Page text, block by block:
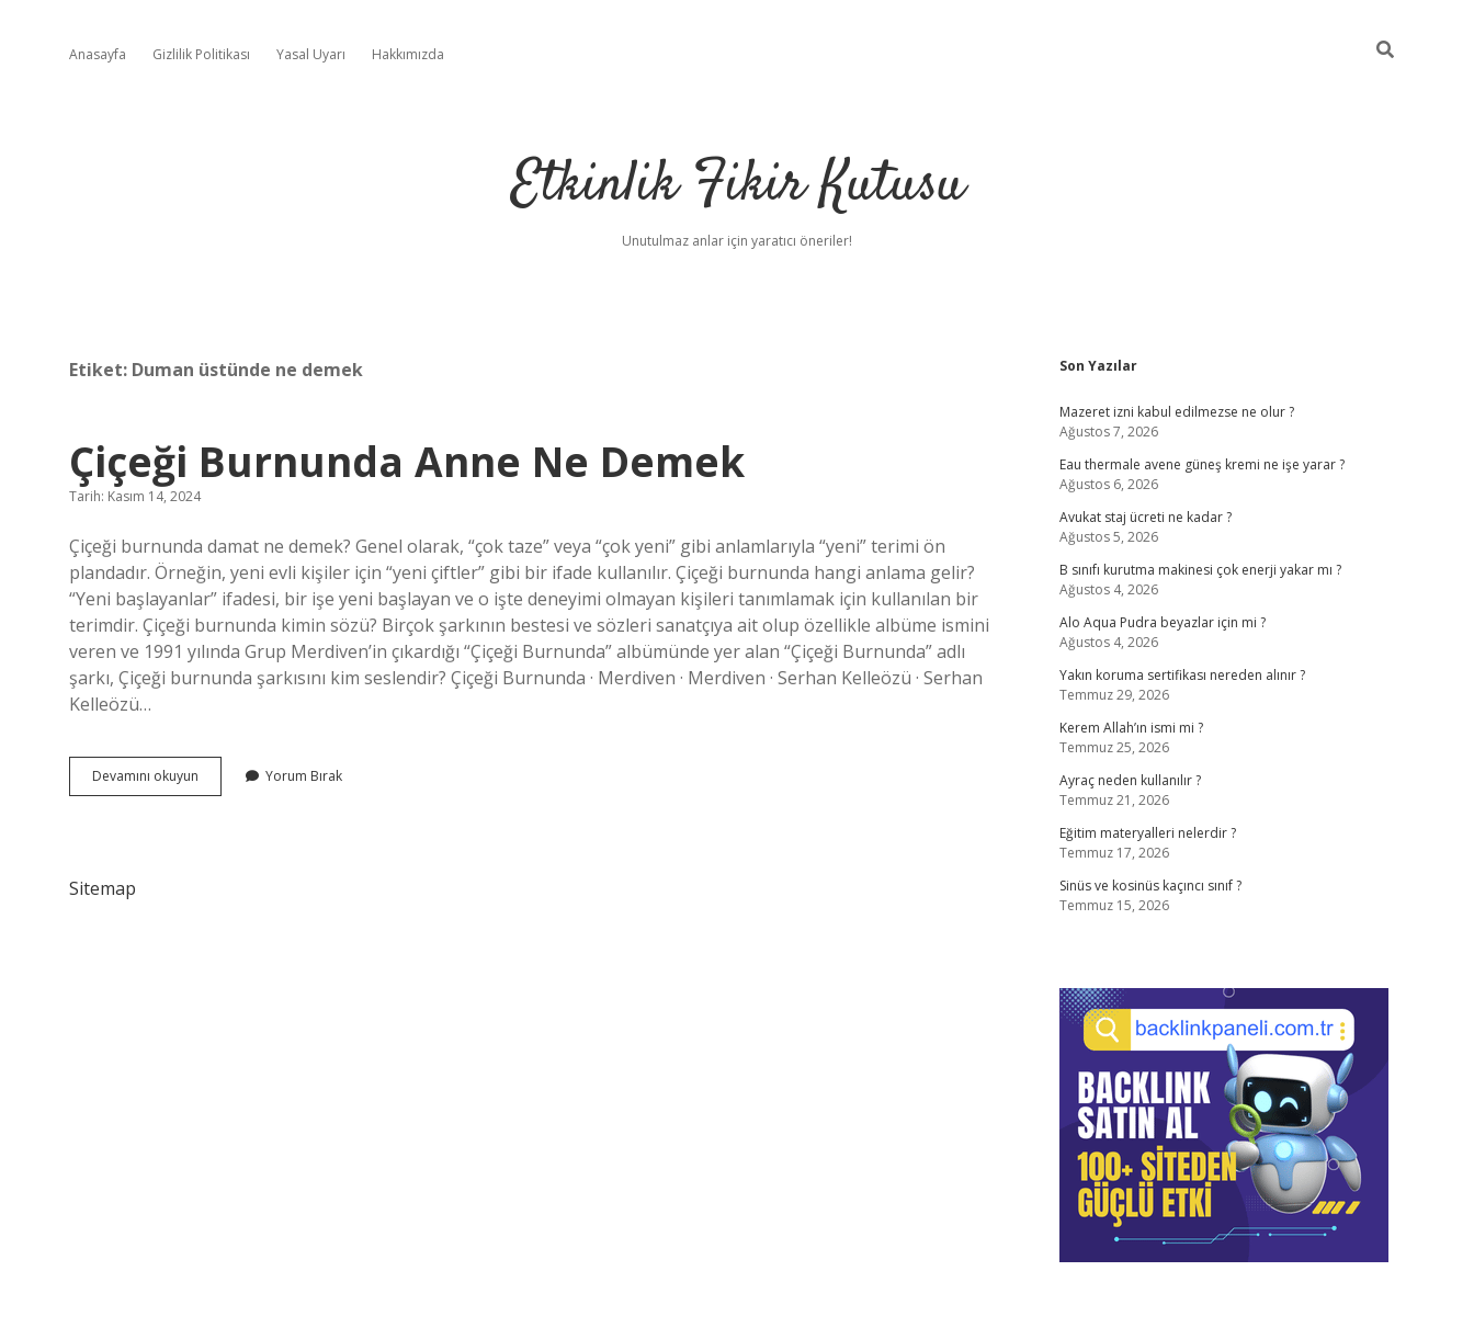
Anasayfa Gizlilik Politikası Yasal Uyarı Hakkımızda
Etkinlik Fikir Kutusu
Unutulmaz anlar için yaratıcı öneriler!
Etiket: Duman üstünde ne demek
Çiçeği Burnunda Anne Ne Demek
Tarih: Kasım 14, 2024
Çiçeği burnunda damat ne demek? Genel olarak, “çok taze” veya “çok yeni” gibi anlamlarıyla “yeni” terimi ön
plandadır. Örneğin, yeni evli kişiler için “yeni çiftler” gibi bir ifade kullanılır. Çiçeği burnunda hangi anlama gelir?
“Yeni başlayanlar” ifadesi, bir işe yeni başlayan ve o işte deneyimi olmayan kişileri tanımlamak için kullanılan bir
terimdir. Çiçeği burnunda kimin sözü? Birçok şarkının bestesi ve sözleri sanatçıya ait olup özellikle albüme ismini
veren ve 1991 yılında Grup Merdiven’in çıkardığı “Çiçeği Burnunda” albümünde yer alan “Çiçeği Burnunda” adlı
şarkı, Çiçeği burnunda şarkısını kim seslendir? Çiçeği Burnunda · Merdiven · Merdiven · Serhan Kelleözü · Serhan
Kelleözü…
Devamını okuyun
Burnunda
Yorum Bırak
Sitemap
Sidebar
Son Yazılar
Mazeret izni kabul edilmezse ne olur ?
Ağustos 7, 2026
Eau thermale avene güneş kremi ne işe yarar ?
Ağustos 6, 2026
Avukat staj ücreti ne kadar ?
Ağustos 5, 2026
B sınıfı kurutma makinesi çok enerji yakar mı ?
Ağustos 4, 2026
Alo Aqua Pudra beyazlar için mi ?
Ağustos 4, 2026
Yakın koruma sertifikası nereden alınır ?
Temmuz 29, 2026
Kerem Allah’ın ismi mi ?
Temmuz 25, 2026
Ayraç neden kullanılır ?
Temmuz 21, 2026
Eğitim materyalleri nelerdir ?
Temmuz 17, 2026
Sinüs ve kosinüs kaçıncı sınıf ?
Temmuz 15, 2026